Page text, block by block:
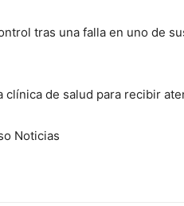
tras una falla en uno de
de salud para recibir
Noticias